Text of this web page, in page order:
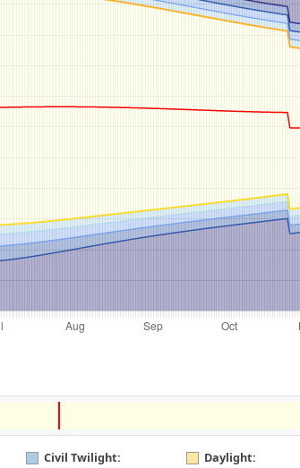
Civil Twilight: Daylight: